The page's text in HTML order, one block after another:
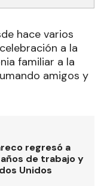
hace varios
a la
familiar a la
amigos y
regresó a
de trabajo y
Unidos